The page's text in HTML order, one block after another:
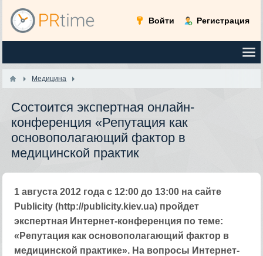
Войти Регистрация
Медицина
Cостоится экспертная онлайн-
конференция «Репутация как
основополагающий фактор в
медицинской практик
1 августа 2012 года с 12:00 до 13:00 на сайте
Publicity (http://publicity.kiev.ua) пройдет
экспертная Интернет-конференция по теме:
«Репутация как основополагающий фактор в
медицинской практике». На вопросы Интернет-